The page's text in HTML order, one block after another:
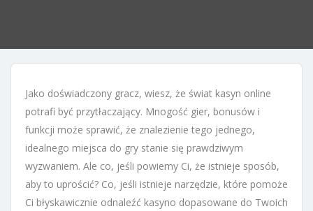
Jako doświadczony gracz, wiesz, że świat kasyn online
potrafi być przytłaczający. Mnogość gier, bonusów i
funkcji może sprawić, że znalezienie tego jednego,
idealnego miejsca do gry stanie się prawdziwym
wyzwaniem. Ale co, jeśli powiemy Ci, że istnieje sposób,
aby to uprościć? Co, jeśli istnieje narzędzie, które pomoże
Ci błyskawicznie odnaleźć kasyno dopasowane do Twoich